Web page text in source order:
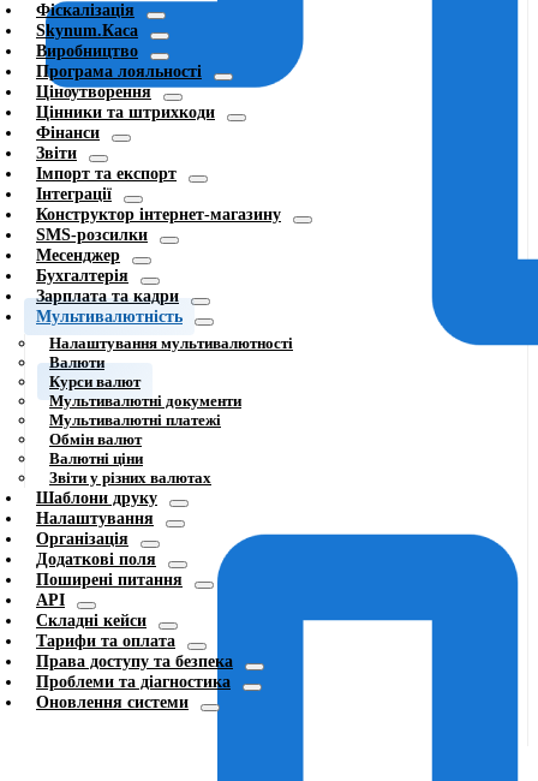
Фіскалізація
Skynum.Каса
Виробництво
Програма лояльності
Ціноутворення
Цінники та штрихкоди
Фінанси
Звіти
Імпорт та експорт
Інтеграції
Конструктор інтернет-магазину
SMS-розсилки
Месенджер
Бухгалтерія
Зарплата та кадри
Мультивалютність
Налаштування мультивалютності
Валюти
Курси валют
Мультивалютні документи
Мультивалютні платежі
Обмін валют
Валютні ціни
Звіти у різних валютах
Шаблони друку
Налаштування
Організація
Додаткові поля
Поширені питання
API
Складні кейси
Тарифи та оплата
Права доступу та безпека
Проблеми та діагностика
Оновлення системи